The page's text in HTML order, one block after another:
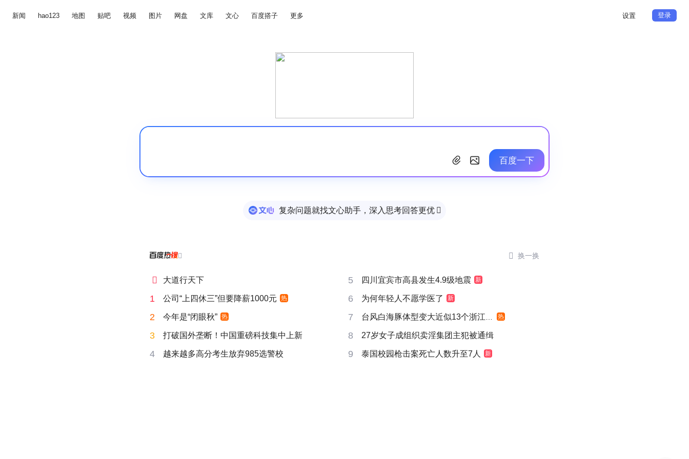
新闻 hao123 地图 贴吧 视频 图片 网盘 文库 文心 百度搭子 更多 设置 登录
百度一下
复杂问题就找文心助手，深入思考回答更优 
  换一换
 大道行天下 5 四川宜宾市高县发生4.9级地震 新
1 公司“上四休三”但要降薪1000元 热 6 为何年轻人不愿学医了 新
2 今年是“闭眼秋” 热 7 台风白海豚体型变大近似13个浙江面积 热
3 打破国外垄断！中国重磅科技集中上新 8 27岁女子成组织卖淫集团主犯被通缉
4 越来越多高分考生放弃985选警校 9 泰国校园枪击案死亡人数升至7人 新